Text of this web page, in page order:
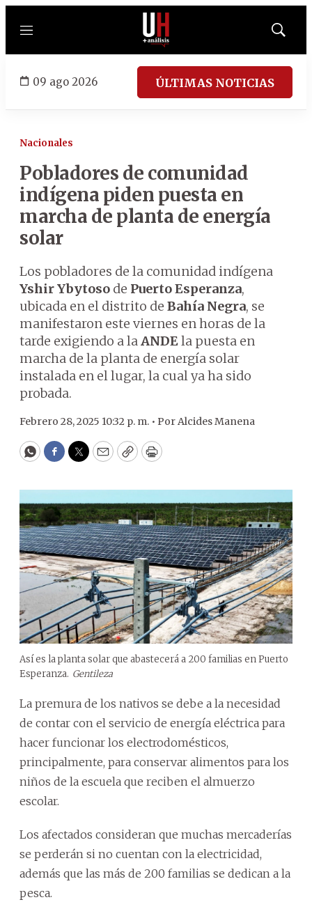
Menú
Mostrar
09 ago 2026 ÚLTIMAS NOTICIAS
Nacionales
Pobladores de comunidad
indígena piden puesta en
marcha de planta de energía
solar
Los pobladores de la comunidad indígena
Yshir Ybytoso de Puerto Esperanza,
ubicada en el distrito de Bahía Negra, se
manifestaron este viernes en horas de la
tarde exigiendo a laANDEla puesta en
marcha de la planta de energía solar
instalada en el lugar, la cual ya ha sido
probada.
Febrero 28, 2025 10:32 p. m. • PorAlcides Manena
WhatsApp
Facebook
Twitter
EmailCopyPrint
Así es la planta solar que abastecerá a 200 familias en Puerto
Esperanza. Gentileza
La premura de los nativos se debe a la necesidad
de contar con el servicio de energía eléctrica para
hacer funcionar los electrodomésticos,
principalmente, para conservar alimentos para los
niños de la escuela que reciben el almuerzo
escolar.
Los afectados consideran que muchas mercaderías
se perderán si no cuentan con la electricidad,
además que las más de 200 familias se dedican a la
pesca.